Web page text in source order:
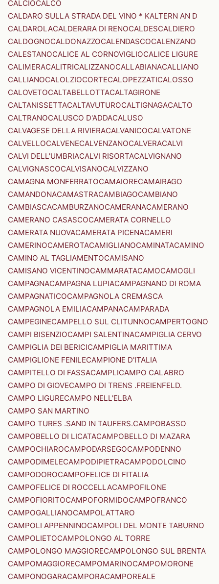
CALCIOCALCO
CALDARO SULLA STRADA DEL VINO * KALTERN AN D
CALDAROLACALDERARA DI RENOCALDESCALDIERO
CALDOGNOCALDONAZZOCALENDASCOCALENZANO
CALESTANOCALICE AL CORNOVIGLIOCALICE LIGURE
CALIMERACALITRICALIZZANOCALLABIANACALLIANO
CALLIANOCALOLZIOCORTECALOPEZZATICALOSSO
CALOVETOCALTABELLOTTACALTAGIRONE
CALTANISSETTACALTAVUTUROCALTIGNAGACALTO
CALTRANOCALUSCO D'ADDACALUSO
CALVAGESE DELLA RIVIERACALVANICOCALVATONE
CALVELLOCALVENECALVENZANOCALVERACALVI
CALVI DELL'UMBRIACALVI RISORTACALVIGNANO
CALVIGNASCOCALVISANOCALVIZZANO
CAMAGNA MONFERRATOCAMAIORECAMAIRAGO
CAMANDONACAMASTRACAMBIAGOCAMBIANO
CAMBIASCACAMBURZANOCAMERANACAMERANO
CAMERANO CASASCOCAMERATA CORNELLO
CAMERATA NUOVACAMERATA PICENACAMERI
CAMERINOCAMEROTACAMIGLIANOCAMINATACAMINO
CAMINO AL TAGLIAMENTOCAMISANO
CAMISANO VICENTINOCAMMARATACAMOCAMOGLI
CAMPAGNACAMPAGNA LUPIACAMPAGNANO DI ROMA
CAMPAGNATICOCAMPAGNOLA CREMASCA
CAMPAGNOLA EMILIACAMPANACAMPARADA
CAMPEGINECAMPELLO SUL CLITUNNOCAMPERTOGNO
CAMPI BISENZIOCAMPI SALENTINACAMPIGLIA CERVO
CAMPIGLIA DEI BERICICAMPIGLIA MARITTIMA
CAMPIGLIONE FENILECAMPIONE D'ITALIA
CAMPITELLO DI FASSACAMPLICAMPO CALABRO
CAMPO DI GIOVECAMPO DI TRENS .FREIENFELD.
CAMPO LIGURECAMPO NELL'ELBA
CAMPO SAN MARTINO
CAMPO TURES .SAND IN TAUFERS.CAMPOBASSO
CAMPOBELLO DI LICATACAMPOBELLO DI MAZARA
CAMPOCHIAROCAMPODARSEGOCAMPODENNO
CAMPODIMELECAMPODIPIETRACAMPODOLCINO
CAMPODOROCAMPOFELICE DI FITALIA
CAMPOFELICE DI ROCCELLACAMPOFILONE
CAMPOFIORITOCAMPOFORMIDOCAMPOFRANCO
CAMPOGALLIANOCAMPOLATTARO
CAMPOLI APPENNINOCAMPOLI DEL MONTE TABURNO
CAMPOLIETOCAMPOLONGO AL TORRE
CAMPOLONGO MAGGIORECAMPOLONGO SUL BRENTA
CAMPOMAGGIORECAMPOMARINOCAMPOMORONE
CAMPONOGARACAMPORACAMPOREALE